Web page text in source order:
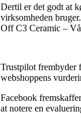
Dertil er det godt at
virksomheden
Off C3 Ceramic –
Trustpilot frembyder
webshoppens
Facebook
at notere en